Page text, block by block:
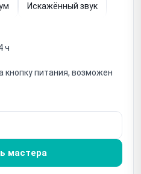
Искажённый звук
Треск при подключении
ч
кнопку питания, возможен
мастера